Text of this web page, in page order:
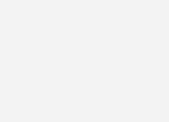
einer Reduktion
auch die einzelnen
und der
(